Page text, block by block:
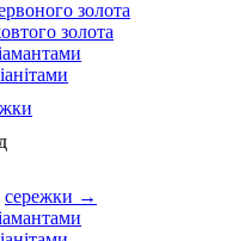
золота
золота
сережки →